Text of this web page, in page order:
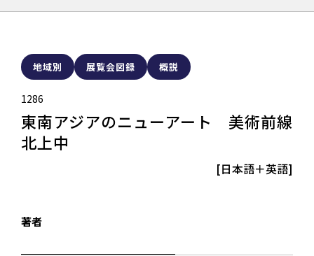
地域別 展覧会図録 概説
1286
東南アジアのニューアート 美術前線
北上中
[日本語＋英語]
著者